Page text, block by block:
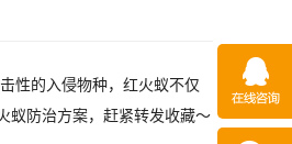
性的入侵物种，红火蚁不仅
蚁防治方案，赶紧转发收藏～